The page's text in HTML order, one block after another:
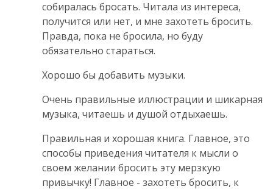
собиралась бросать. Читала из интереса,
получится или нет, и мне захотеть бросить.
Правда, пока не бросила, но буду
обязательно стараться.
Хорошо бы добавить музыки.
Очень правильные иллюстрации и шикарная
музыка, читаешь и душой отдыхаешь.
Правильная и хорошая книга. Главное, это
способы приведения читателя к мысли о
своем желании бросить эту мерзкую
привычку! Главное - захотеть бросить, к